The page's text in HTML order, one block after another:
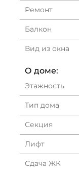
Ремонт
Балкон
Вид из окна
О доме:
Этажность
Тип дома
Секция
Лифт
Сдача ЖК